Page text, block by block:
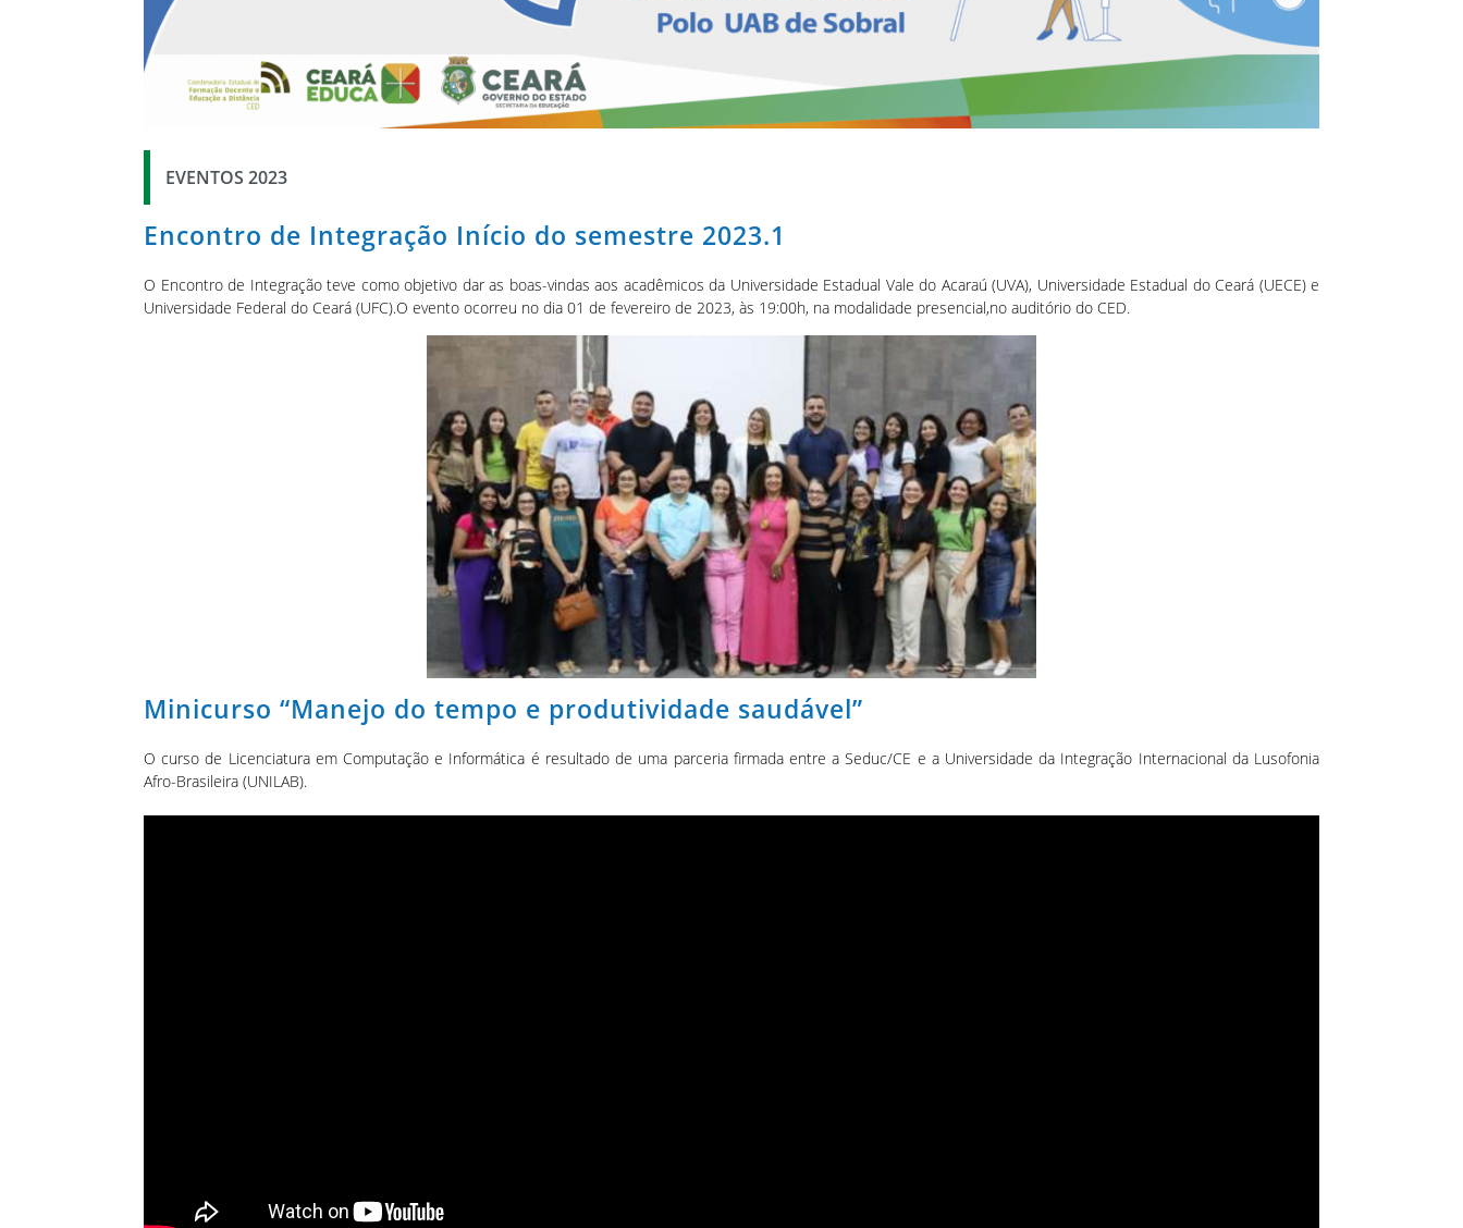
EVENTOS 2023
Encontro de Integração Início do semestre 2023.1
O Encontro de Integração teve como objetivo dar as boas-vindas aos acadêmicos da Universidade Estadual Vale do Acaraú (UVA), Universidade Estadual do Ceará (UECE) e
Universidade Federal do Ceará (UFC).O evento ocorreu no dia 01 de fevereiro de 2023, às 19:00h, na modalidade presencial,no auditório do CED.
Minicurso “Manejo do tempo e produtividade saudável”
O curso de Licenciatura em Computação e Informática é resultado de uma parceria firmada entre a Seduc/CE e a Universidade da Integração Internacional da Lusofonia
Afro-Brasileira (UNILAB).